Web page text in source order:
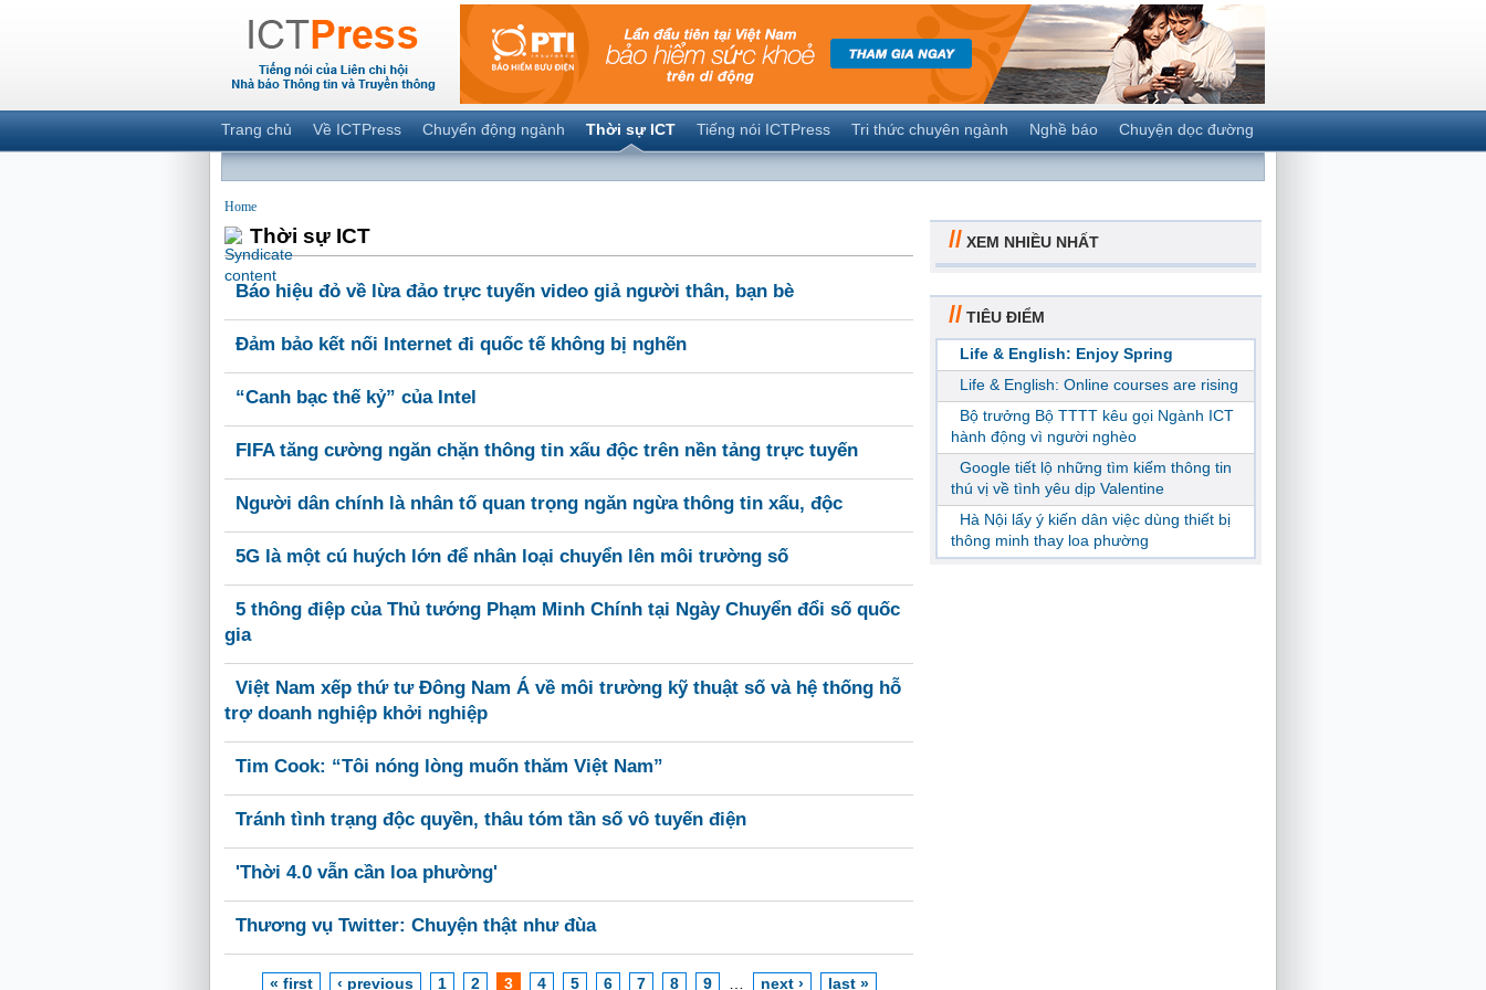
Trang chủ Về ICTPress Chuyển động ngành Thời sự ICT Tiếng nói ICTPress Tri thức chuyên ngành Nghề báo Chuyện dọc đường
Home
Thời sự ICT
Báo hiệu đỏ về lừa đảo trực tuyến video giả người thân, bạn bè
Đảm bảo kết nối Internet đi quốc tế không bị nghẽn
“Canh bạc thế kỷ” của Intel
FIFA tăng cường ngăn chặn thông tin xấu độc trên nền tảng trực tuyến
Người dân chính là nhân tố quan trọng ngăn ngừa thông tin xấu, độc
5G là một cú huých lớn để nhân loại chuyển lên môi trường số
5 thông điệp của Thủ tướng Phạm Minh Chính tại Ngày Chuyển đổi số quốc
gia
Việt Nam xếp thứ tư Đông Nam Á về môi trường kỹ thuật số và hệ thống hỗ
trợ doanh nghiệp khởi nghiệp
Tim Cook: “Tôi nóng lòng muốn thăm Việt Nam”
Tránh tình trạng độc quyền, thâu tóm tần số vô tuyến điện
'Thời 4.0 vẫn cần loa phường'
Thương vụ Twitter: Chuyện thật như đùa
« first ‹ previous 1 2 3 4 5 6 7 8 9 next › last »
// XEM NHIỀU NHẤT
// TIÊU ĐIỂM
Life & English: Enjoy Spring
Life & English: Online courses are rising
Bộ trưởng Bộ TTTT kêu gọi Ngành ICT
hành động vì người nghèo
Google tiết lộ những tìm kiếm thông tin
thú vị về tình yêu dịp Valentine
Hà Nội lấy ý kiến dân việc dùng thiết bị
thông minh thay loa phường